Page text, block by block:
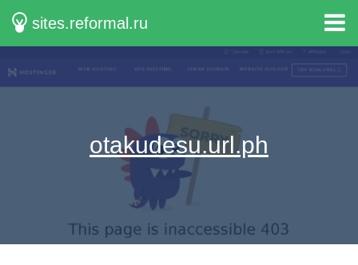
sites.reformal.ru
otakudesu.url.ph